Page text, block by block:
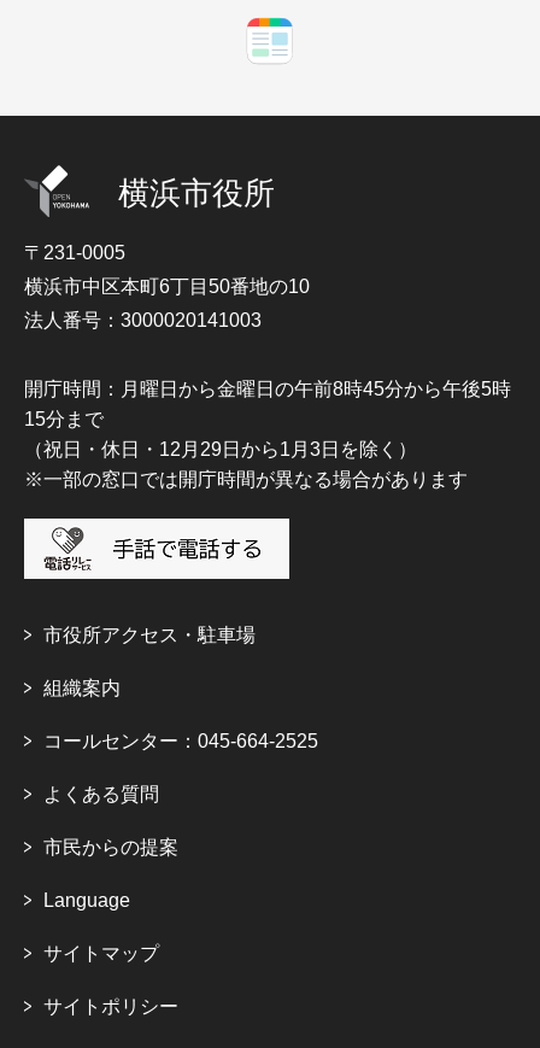
横浜市役所
〒231-0005
横浜市中区本町6丁目50番地の10
法人番号：3000020141003
開庁時間：月曜日から金曜日の午前8時45分から午後5時
15分まで
（祝日・休日・12月29日から1月3日を除く）
※一部の窓口では開庁時間が異なる場合があります
市役所アクセス・駐車場
組織案内
コールセンター：045-664-2525
よくある質問
市民からの提案
Language
サイトマップ
サイトポリシー